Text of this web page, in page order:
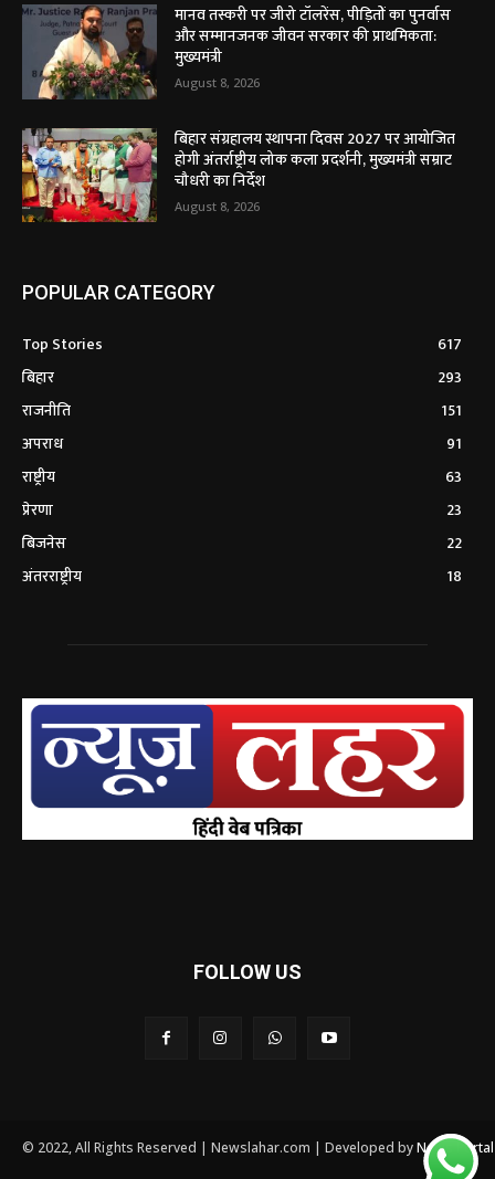
मानव तस्करी पर जीरो टॉलरेंस, पीड़ितों का पुनर्वास
और सम्मानजनक जीवन सरकार की प्राथमिकता:
मुख्यमंत्री
August 8, 2026
बिहार संग्रहालय स्थापना दिवस 2027 पर आयोजित
होगी अंतर्राष्ट्रीय लोक कला प्रदर्शनी, मुख्यमंत्री सम्राट
चौधरी का निर्देश
August 8, 2026
POPULAR CATEGORY
Top Stories
617
बिहार
293
राजनीति
151
अपराध
91
राष्ट्रीय
63
प्रेरणा
23
बिजनेस
22
अंतरराष्ट्रीय
18
FOLLOW US
© 2022, All Rights Reserved | Newslahar.com | Developed byNews